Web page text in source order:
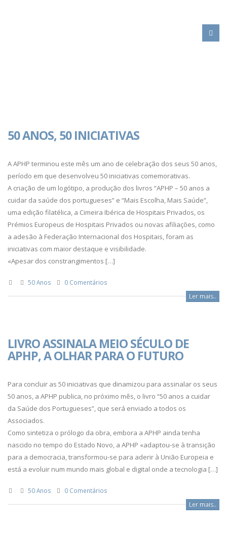
50 ANOS, 50 INICIATIVAS
A APHP terminou este mês um ano de celebração dos seus 50 anos,
período em que desenvolveu 50 iniciativas comemorativas.
A criação de um logótipo, a produção dos livros “APHP – 50 anos a
cuidar da saúde dos portugueses” e “Mais Escolha, Mais Saúde”,
uma edição filatélica, a Cimeira Ibérica de Hospitais Privados, os
Prémios Europeus de Hospitais Privados ou novas afiliações, como
a adesão à Federação Internacional dos Hospitais, foram as
iniciativas com maior destaque e visibilidade.
«Apesar dos constrangimentos […]
50 Anos 0 Comentários
Ler mais..
LIVRO ASSINALA MEIO SÉCULO DE
APHP, A OLHAR PARA O FUTURO
Para concluir as 50 iniciativas que dinamizou para assinalar os seus
50 anos, a APHP publica, no próximo mês, o livro “50 anos a cuidar
da Saúde dos Portugueses”, que será enviado a todos os
Associados.
Como sintetiza o prólogo da obra, embora a APHP ainda tenha
nascido no tempo do Estado Novo, a APHP «adaptou-se à transição
para a democracia, transformou-se para aderir à União Europeia e
está a evoluir num mundo mais global e digital onde a tecnologia […]
50 Anos 0 Comentários
Ler mais..